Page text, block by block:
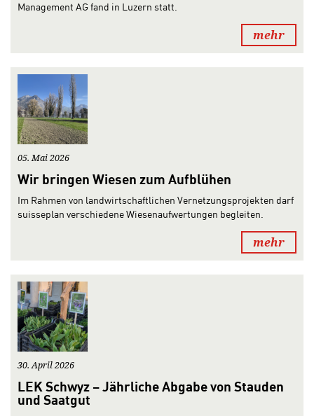
Management AG fand in Luzern statt.
mehr
05. Mai 2026
Wir bringen Wiesen zum Aufblühen
Im Rahmen von landwirtschaftlichen Vernetzungsprojekten darf
suisseplan verschiedene Wiesenaufwertungen begleiten.
mehr
30. April 2026
LEK Schwyz – Jährliche Abgabe von Stauden
und Saatgut